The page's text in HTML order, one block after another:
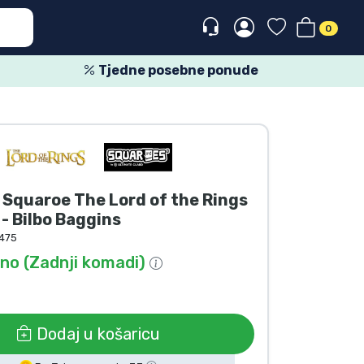
0
Tjedne posebne ponude
The Lord of the Rings
Bilbo Baggins
(Zadnji komadi)
Dodaj u košaricu